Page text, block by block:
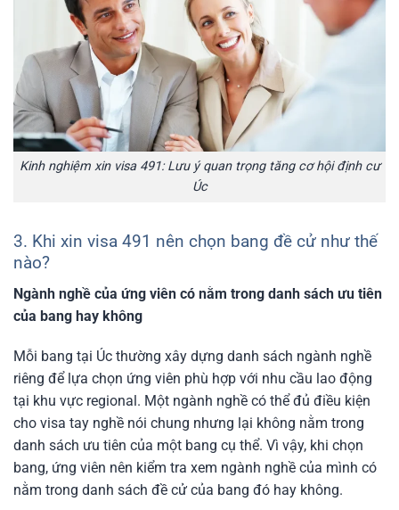
Kinh nghiệm xin visa 491: Lưu ý quan trọng tăng cơ hội định cư
Úc
3. Khi xin visa 491 nên chọn bang đề cử như thế
nào?
Ngành nghề của ứng viên có nằm trong danh sách ưu tiên
của bang hay không
Mỗi bang tại Úc thường xây dựng danh sách ngành nghề
riêng để lựa chọn ứng viên phù hợp với nhu cầu lao động
tại khu vực regional. Một ngành nghề có thể đủ điều kiện
cho visa tay nghề nói chung nhưng lại không nằm trong
danh sách ưu tiên của một bang cụ thể. Vì vậy, khi chọn
bang, ứng viên nên kiểm tra xem ngành nghề của mình có
nằm trong danh sách đề cử của bang đó hay không.